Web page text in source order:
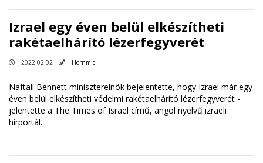
Izrael egy éven belül elkészítheti
rakétaelhárító lézerfegyverét
2022.02.02 Hornmici
Naftali Bennett miniszterelnök bejelentette, hogy Izrael már egy
éven belül elkészítheti védelmi rakétaelhárító lézerfegyverét -
jelentette a The Times of Israel című, angol nyelvű izraeli
hírportál.